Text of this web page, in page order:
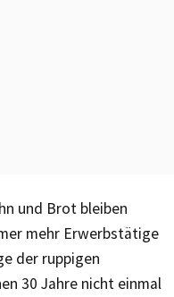
und Brot bleiben
mehr Erwerbstätige
der ruppigen
30 Jahre nicht einmal